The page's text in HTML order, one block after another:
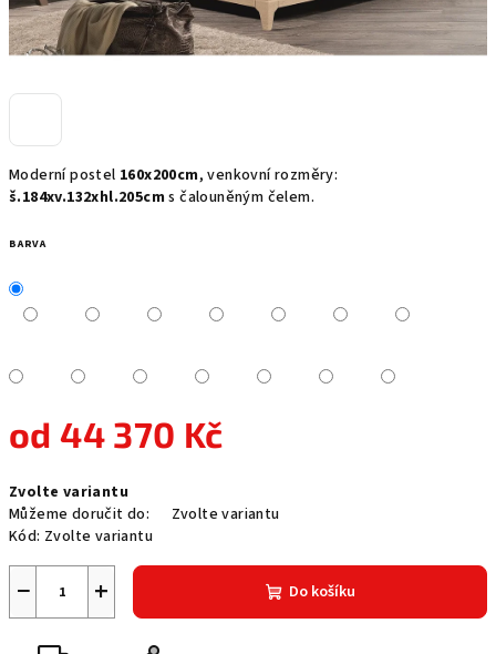
Moderní postel 160x200cm, venkovní rozměry:
š.184xv.132xhl.205cm s čalouněným čelem.
BARVA
od44 370 Kč
cena:
Zvolte variantu
Můžeme doručit do:
Zvolte variantu
Kód: Zvolte variantu
+
− Do košíku